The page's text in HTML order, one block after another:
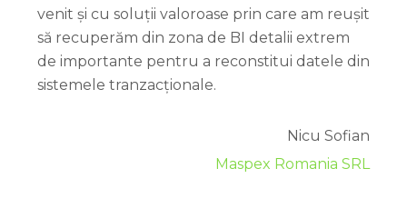
venit și cu soluții valoroase prin care am reușit
să recuperăm din zona de BI detalii extrem
de importante pentru a reconstitui datele din
sistemele tranzacționale.
Nicu Sofian
Maspex Romania SRL